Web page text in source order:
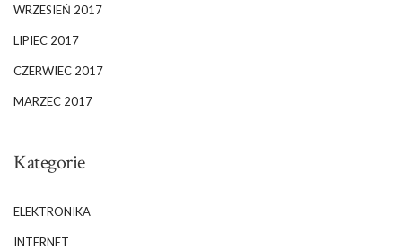
WRZESIEŃ 2017
LIPIEC 2017
CZERWIEC 2017
MARZEC 2017
Kategorie
ELEKTRONIKA
INTERNET